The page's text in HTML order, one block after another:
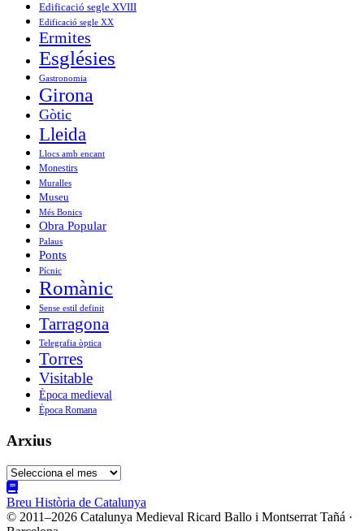
Edificació segle XVIII
Edificació segle XX
Ermites
Esglésies
Gastronomia
Girona
Gòtic
Lleida
Llocs amb encant
Monestirs
Muralles
Museu
Més Bonics
Obra Popular
Palaus
Ponts
Pícnic
Romànic
Sense estil definit
Tarragona
Telegrafia òptica
Torres
Visitable
Època medieval
Època Romana
Arxius
Arxius
Breu Història de Catalunya
© 2011–2026 Catalunya Medieval Ricard Ballo i Montserrat Tañá ·